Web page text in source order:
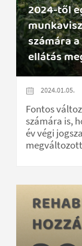
2024-től
számára
ellátás
2024.01.05.
Fontos
számára is,
év végi